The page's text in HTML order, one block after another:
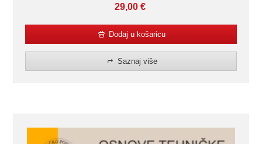
29,00 €
Dodaj u košaricu
Saznaj više